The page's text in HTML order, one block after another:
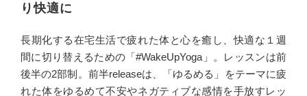
り快適に
長期化する在宅生活で疲れた体と心を癒し、快適な１週
間に切り替えるための「#WakeUpYoga」。レッスンは前
後半の2部制。前半releaseは、「ゆるめる」をテーマに疲
れた体をゆるめて不安やネガティブな感情を手放すレッ